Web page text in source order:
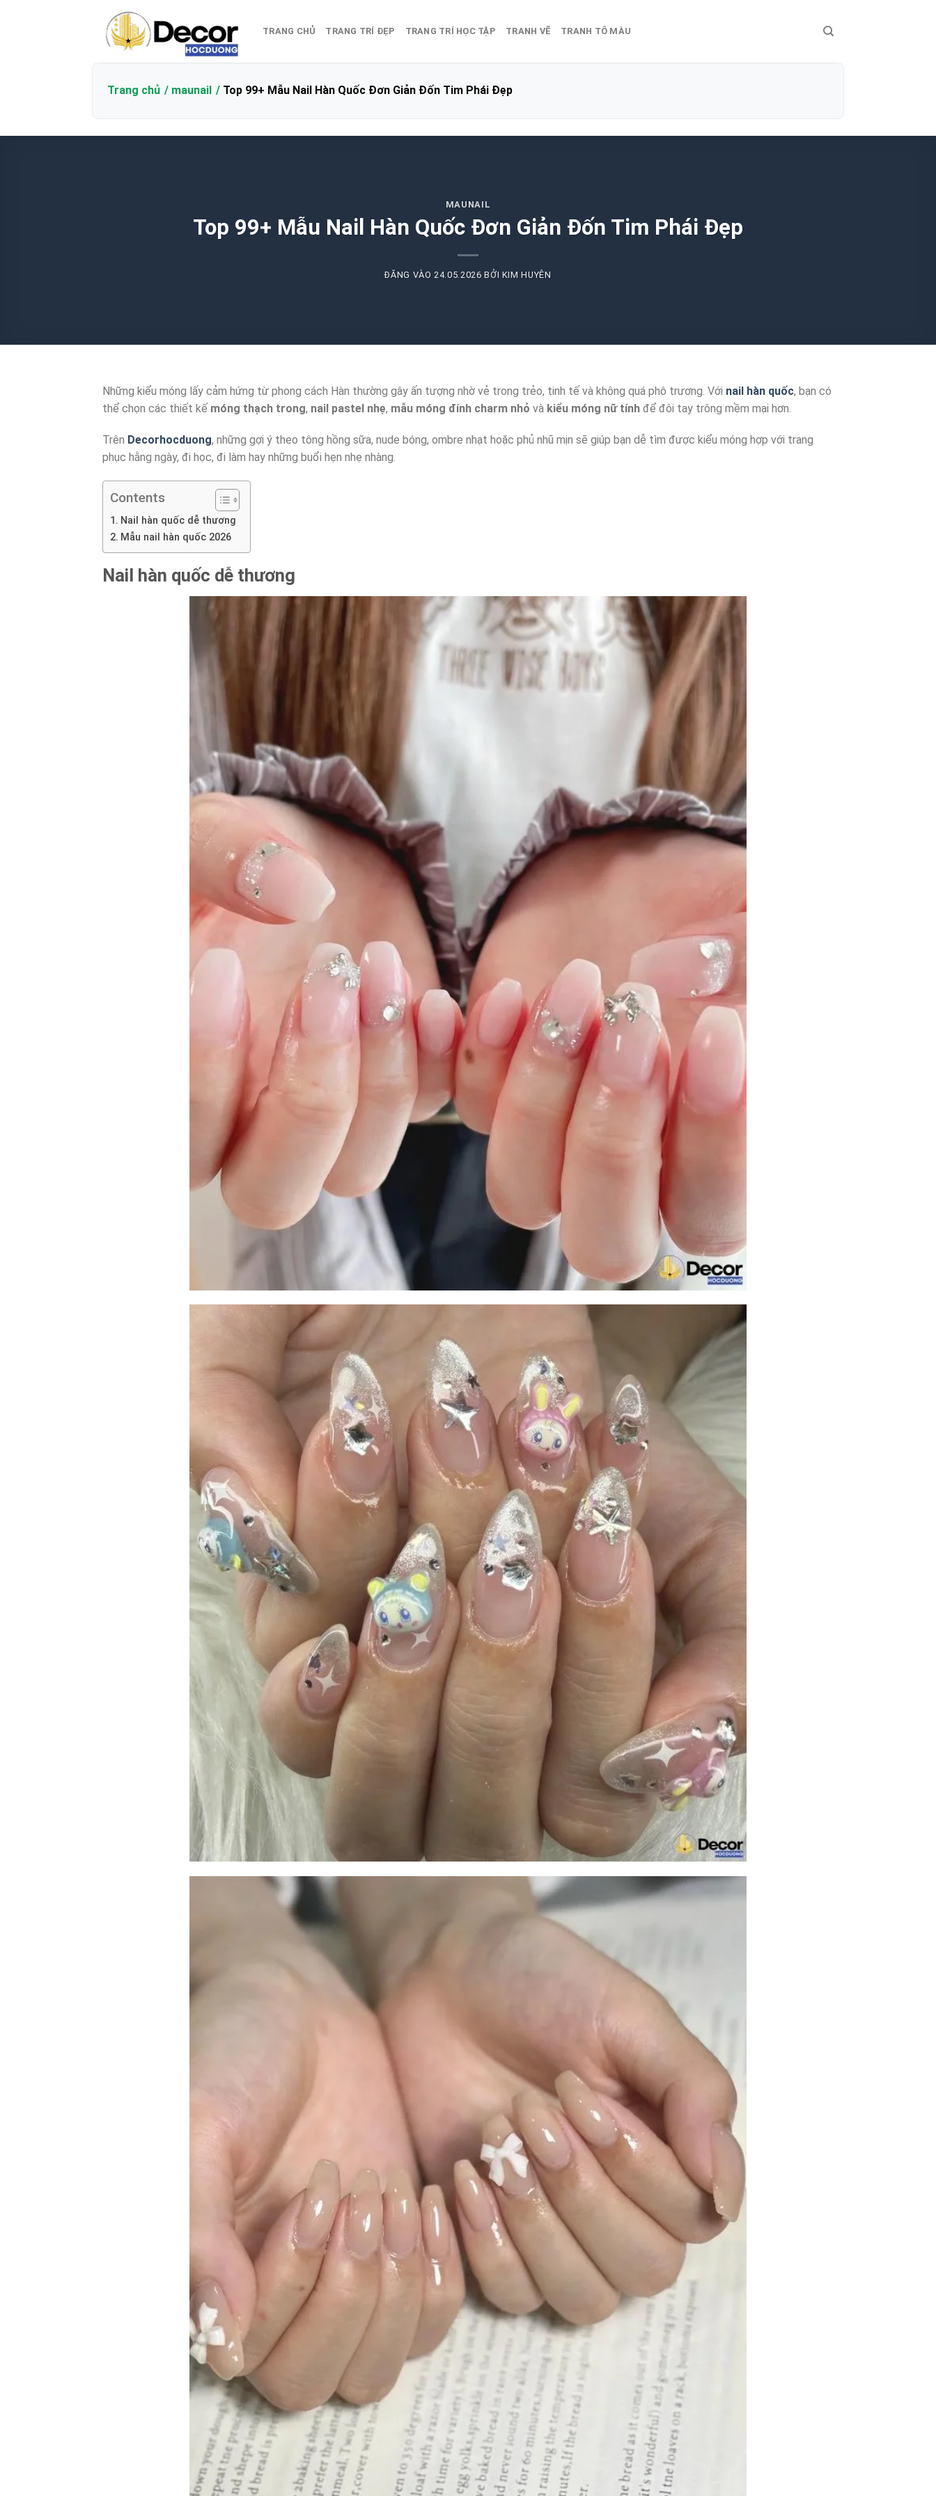
TRANG CHỦ TRANG TRÍ ĐẸP TRANG TRÍ HỌC TẬP TRANH VẼ TRANH TÔ MÀU
Trang chủ maunail Top 99+ Mẫu Nail Hàn Quốc Đơn Giản Đốn Tim Phái Đẹp
MAUNAIL
Top 99+ Mẫu Nail Hàn Quốc Đơn Giản Đốn Tim Phái Đẹp
ĐĂNG VÀO 24.05.2026 BỞI KIM HUYÊN
Những kiểu móng lấy cảm hứng từ phong cách Hàn thường gây ấn tượng nhờ vẻ trong trẻo, tinh tế và không quá phô trương. Với nail hàn quốc, bạn có
thể chọn các thiết kế móng thạch trong, nail pastel nhẹ, mẫu móng đính charm nhỏ và kiểu móng nữ tính để đôi tay trông mềm mại hơn.
Trên Decorhocduong, những gợi ý theo tông hồng sữa, nude bóng, ombre nhạt hoặc phủ nhũ mịn sẽ giúp bạn dễ tìm được kiểu móng hợp với trang
phục hằng ngày, đi học, đi làm hay những buổi hẹn nhẹ nhàng.
Contents
Nail hàn quốc dễ thương
Mẫu nail hàn quốc 2026
Nail hàn quốc dễ thương